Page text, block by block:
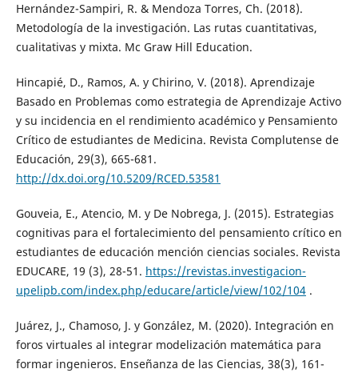
Hernández-Sampiri, R. & Mendoza Torres, Ch. (2018).
Metodología de la investigación. Las rutas cuantitativas,
cualitativas y mixta. Mc Graw Hill Education.
Hincapié, D., Ramos, A. y Chirino, V. (2018). Aprendizaje
Basado en Problemas como estrategia de Aprendizaje Activo
y su incidencia en el rendimiento académico y Pensamiento
Crítico de estudiantes de Medicina. Revista Complutense de
Educación, 29(3), 665-681.
http://dx.doi.org/10.5209/RCED.53581
Gouveia, E., Atencio, M. y De Nobrega, J. (2015). Estrategias
cognitivas para el fortalecimiento del pensamiento crítico en
estudiantes de educación mención ciencias sociales. Revista
EDUCARE, 19 (3), 28-51. https://revistas.investigacion-
upelipb.com/index.php/educare/article/view/102/104.
Juárez, J., Chamoso, J. y González, M. (2020). Integración en
foros virtuales al integrar modelización matemática para
formar ingenieros. Enseñanza de las Ciencias, 38(3), 161-